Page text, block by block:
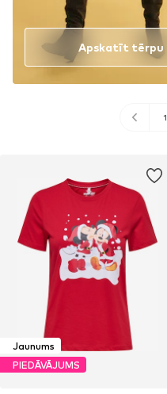
Apskatīt tērpu
1
Jaunums
PIEDĀVĀJUMS